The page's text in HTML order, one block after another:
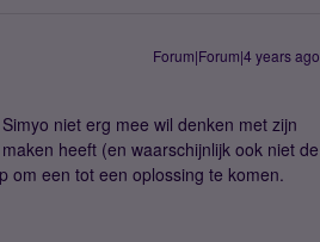
Forum|Forum|4 years ago
niet erg mee wil denken met zijn
heeft (en waarschijnlijk ook niet de
om een tot een oplossing te komen.